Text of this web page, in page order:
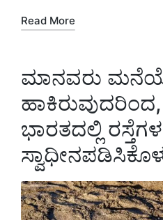
Read More
ಮಾನವರು
ಹಾಕಿರುವುದರಿಂದ,
ಭಾರತದಲ್ಲಿ